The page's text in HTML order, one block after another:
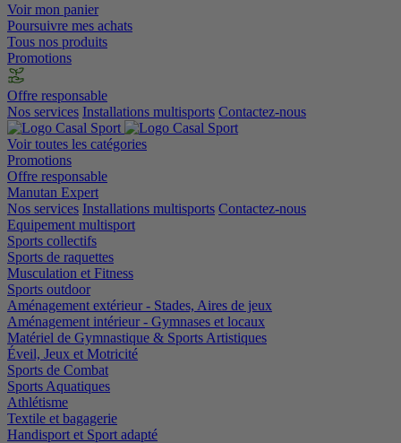
Voir mon panier
Poursuivre mes achats
Tous nos produits
Promotions
Offre responsable
Nos services Installations multisports Contactez-nous
Voir toutes les catégories
Promotions
Offre responsable
Manutan Expert
Nos services Installations multisports Contactez-nous
Equipement multisport
Sports collectifs
Sports de raquettes
Musculation et Fitness
Sports outdoor
Aménagement extérieur - Stades, Aires de jeux
Aménagement intérieur - Gymnases et locaux
Matériel de Gymnastique & Sports Artistiques
Éveil, Jeux et Motricité
Sports de Combat
Sports Aquatiques
Athlétisme
Textile et bagagerie
Handisport et Sport adapté